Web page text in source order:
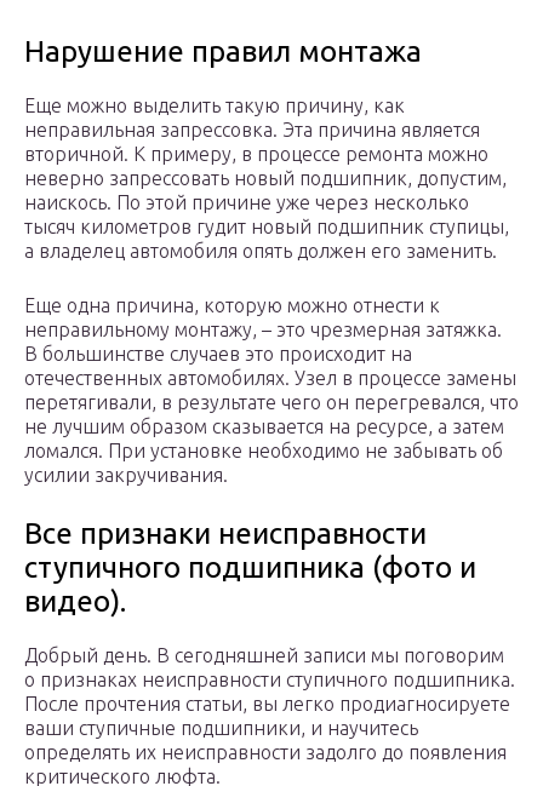
Нарушение правил монтажа
Еще можно выделить такую причину, как
неправильная запрессовка. Эта причина является
вторичной. К примеру, в процессе ремонта можно
неверно запрессовать новый подшипник, допустим,
наискось. По этой причине уже через несколько
тысяч километров гудит новый подшипник ступицы,
а владелец автомобиля опять должен его заменить.
Еще одна причина, которую можно отнести к
неправильному монтажу, – это чрезмерная затяжка.
В большинстве случаев это происходит на
отечественных автомобилях. Узел в процессе замены
перетягивали, в результате чего он перегревался, что
не лучшим образом сказывается на ресурсе, а затем
ломался. При установке необходимо не забывать об
усилии закручивания.
Все признаки неисправности
ступичного подшипника (фото и
видео).
Добрый день. В сегодняшней записи мы поговорим
о признаках неисправности ступичного подшипника.
После прочтения статьи, вы легко продиагносируете
ваши ступичные подшипники, и научитесь
определять их неисправности задолго до появления
критического люфта.